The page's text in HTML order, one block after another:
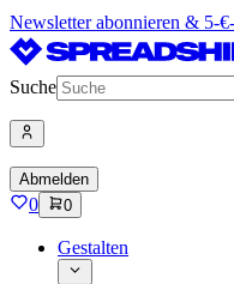
Newsletter abonnieren & 5-
Suche
Abmelden
0 0
Gestalten